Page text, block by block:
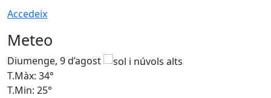
Accedeix
Meteo
Diumenge, 9 d’agost
T.Màx: 34°
T.Min: 25°